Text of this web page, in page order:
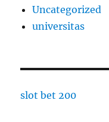
Uncategorized
universitas
slot bet 200